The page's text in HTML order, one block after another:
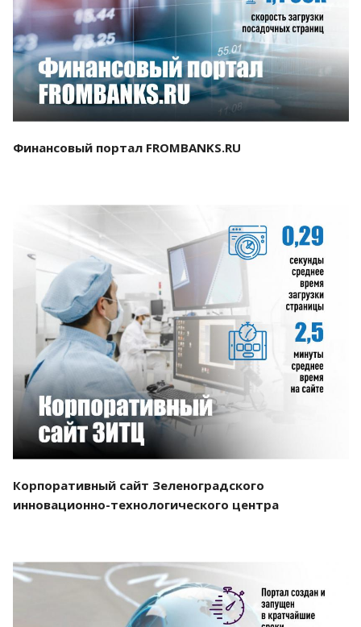
Смотреть проект
Финансовый портал FROMBANKS.RU
Смотреть проект
Корпоративный сайт Зеленоградского
инновационно-технологического центра